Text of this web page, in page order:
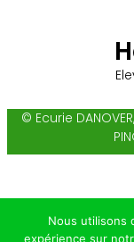
© Ecurie
Nous utilisons
expérience sur